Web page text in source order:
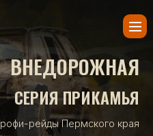
ВНЕДОРОЖНАЯ
СЕРИЯ ПРИКАМЬЯ
рейды Пермского края